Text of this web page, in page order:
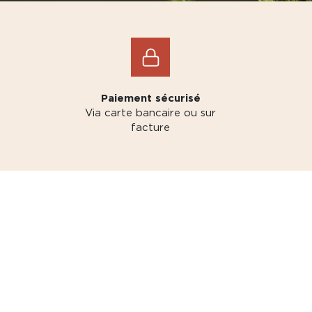
Paiement sécurisé
Via carte bancaire ou sur
facture